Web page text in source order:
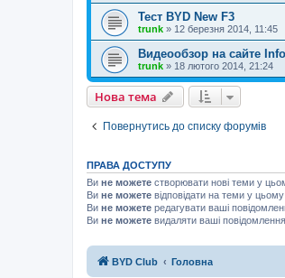
Тест BYD New F3
trunk » 12 березня 2014, 11:45
Видеообзор на сайте
trunk » 18 лютого 2014, 21:24
Нова тема
Нова тема
Повернутись до списку форумів
ПРАВА ДОСТУПУ
Ви не можете створювати нові теми у
Ви не можете відповідати на теми у
Ви не можете редагувати ваші
Ви не можете видаляти ваші
BYD Club Головна